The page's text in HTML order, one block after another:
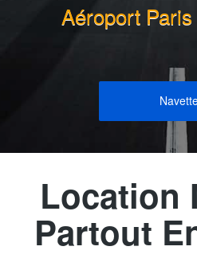
Aéroport
Location
Partout